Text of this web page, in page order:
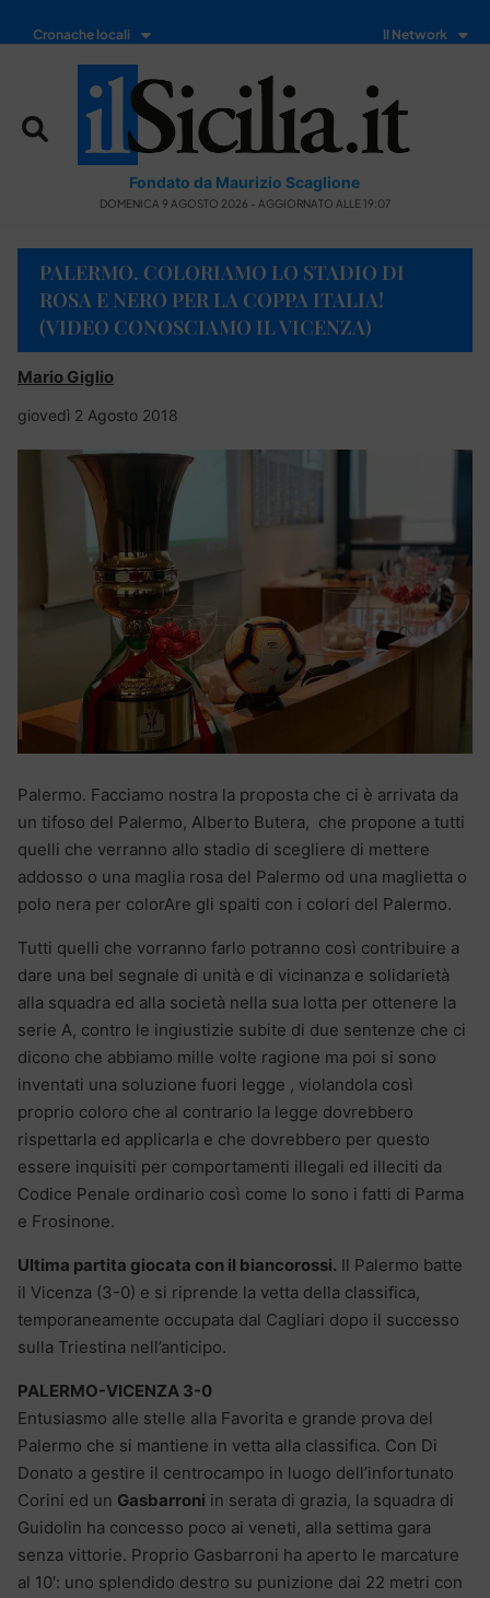
Cronache locali Il Network
Fondato da Maurizio Scaglione
DOMENICA 9 AGOSTO 2026 - AGGIORNATO ALLE 19:07
PALERMO. COLORIAMO LO STADIO DI
ROSA E NERO PER LA COPPA ITALIA!
(VIDEO CONOSCIAMO IL VICENZA)
Mario Giglio
giovedì 2 Agosto 2018
Palermo. Facciamo nostra la proposta che ci è arrivata da
un tifoso del Palermo, Alberto Butera, che propone a tutti
quelli che verranno allo stadio di scegliere di mettere
addosso o una maglia rosa del Palermo od una maglietta o
polo nera per colorAre gli spalti con i colori del Palermo.
Tutti quelli che vorranno farlo potranno così contribuire a
dare una bel segnale di unità e di vicinanza e solidarietà
alla squadra ed alla società nella sua lotta per ottenere la
serie A, contro le ingiustizie subite di due sentenze che ci
dicono che abbiamo mille volte ragione ma poi si sono
inventati una soluzione fuori legge , violandola così
proprio coloro che al contrario la legge dovrebbero
rispettarla ed applicarla e che dovrebbero per questo
essere inquisiti per comportamenti illegali ed illeciti da
Codice Penale ordinario così come lo sono i fatti di Parma
e Frosinone.
Ultima partita giocata con il biancorossi. Il Palermo batte
il Vicenza (3-0) e si riprende la vetta della classifica,
temporaneamente occupata dal Cagliari dopo il successo
sulla Triestina nell’anticipo.
PALERMO-VICENZA 3-0
Entusiasmo alle stelle alla Favorita e grande prova del
Palermo che si mantiene in vetta alla classifica. Con Di
Donato a gestire il centrocampo in luogo dell’infortunato
Corini ed un Gasbarroni in serata di grazia, la squadra di
Guidolin ha concesso poco ai veneti, alla settima gara
senza vittorie. Proprio Gasbarroni ha aperto le marcature
al 10′: uno splendido destro su punizione dai 22 metri con